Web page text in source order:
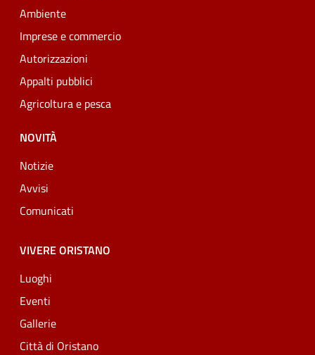
Ambiente
Imprese e commercio
Autorizzazioni
Appalti pubblici
Agricoltura e pesca
NOVITÀ
Notizie
Avvisi
Comunicati
VIVERE ORISTANO
Luoghi
Eventi
Gallerie
Città di Oristano